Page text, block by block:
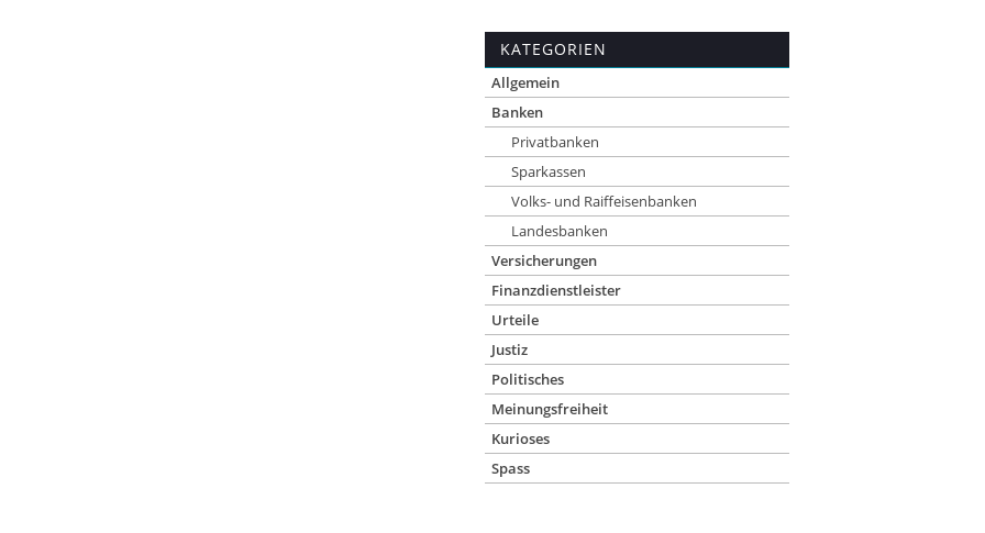
KATEGORIEN
Allgemein
Banken
Privatbanken
Sparkassen
Volks- und Raiffeisenbanken
Landesbanken
Versicherungen
Finanzdienstleister
Urteile
Justiz
Politisches
Meinungsfreiheit
Kurioses
Spass